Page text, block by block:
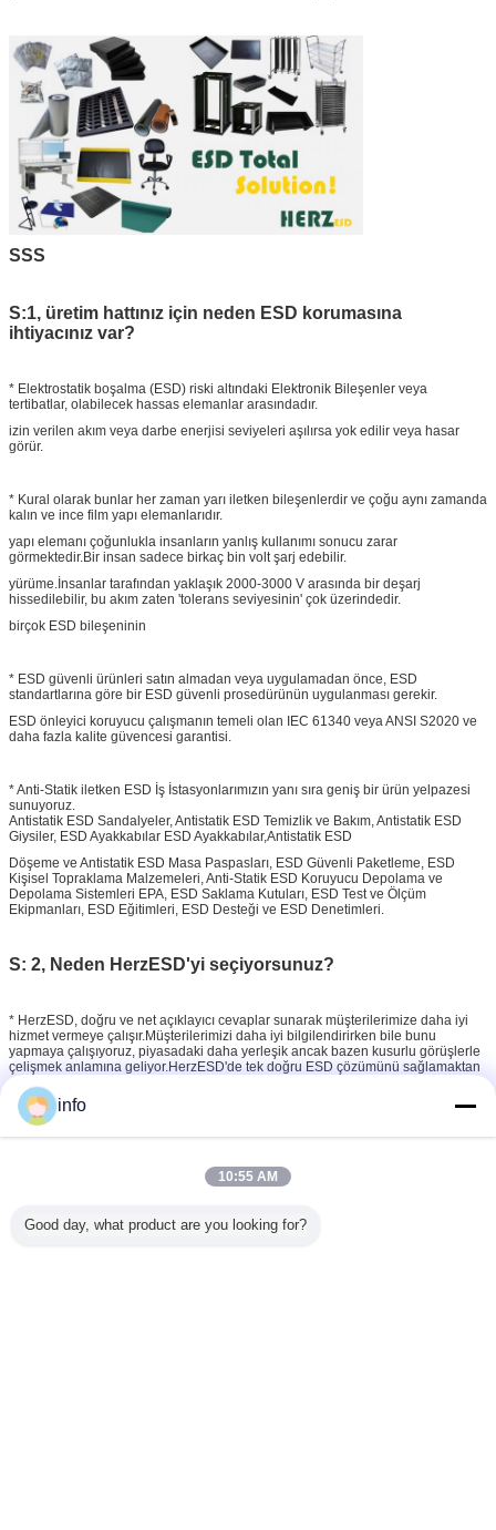
SSS
S:1, üretim hattınız için neden ESD korumasına
ihtiyacınız var?
* Elektrostatik boşalma (ESD) riski altındaki Elektronik Bileşenler veya
tertibatlar, olabilecek hassas elemanlar arasındadır.
izin verilen akım veya darbe enerjisi seviyeleri aşılırsa yok edilir veya hasar
görür.
* Kural olarak bunlar her zaman yarı iletken bileşenlerdir ve çoğu aynı zamanda
kalın ve ince film yapı elemanlarıdır.
yapı elemanı çoğunlukla insanların yanlış kullanımı sonucu zarar
görmektedir.Bir insan sadece birkaç bin volt şarj edebilir.
yürüme.İnsanlar tarafından yaklaşık 2000-3000 V arasında bir deşarj
hissedilebilir, bu akım zaten 'tolerans seviyesinin' çok üzerindedir.
birçok ESD bileşeninin
* ESD güvenli ürünleri satın almadan veya uygulamadan önce, ESD
standartlarına göre bir ESD güvenli prosedürünün uygulanması gerekir.
ESD önleyici koruyucu çalışmanın temeli olan IEC 61340 veya ANSI S2020 ve
daha fazla kalite güvencesi garantisi.
* Anti-Statik iletken ESD İş İstasyonlarımızın yanı sıra geniş bir ürün yelpazesi
sunuyoruz.
Antistatik ESD Sandalyeler, Antistatik ESD Temizlik ve Bakım, Antistatik ESD
Giysiler, ESD Ayakkabılar ESD Ayakkabılar,Antistatik ESD
Döşeme ve Antistatik ESD Masa Paspasları, ESD Güvenli Paketleme, ESD
Kişisel Topraklama Malzemeleri, Anti-Statik ESD Koruyucu Depolama ve
Depolama Sistemleri EPA, ESD Saklama Kutuları, ESD Test ve Ölçüm
Ekipmanları, ESD Eğitimleri, ESD Desteği ve ESD Denetimleri.
S: 2, Neden HerzESD'yi seçiyorsunuz?
* HerzESD, doğru ve net açıklayıcı cevaplar sunarak müşterilerimize daha iyi
hizmet vermeye çalışır.Müşterilerimizi daha iyi bilgilendirirken bile bunu
yapmaya çalışıyoruz, piyasadaki daha yerleşik ancak bazen kusurlu görüşlerle
çelişmek anlamına geliyor.HerzESD'de tek doğru ESD çözümünü sağlamaktan
* Bu vizyonu sürdürmek için her zaman güvenebileceğimiz güvenilir ESD
üreticilerine ve tedarikçilerine ihtiyacımız var.HerzESD sağlam bir ortaktır ve
anti statik koruyucu çantalar,elektrostatik boşalma torbası
info
10:55 AM
Good day, what product are you looking for?